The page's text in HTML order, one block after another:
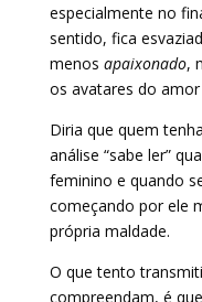
especialmente no
sentido, fica
menos apaixonado,
os avatares do
Diria que quem
análise “sabe ler”
feminino e quando
começando por ele
própria maldade.
O que tento
compreendam, é